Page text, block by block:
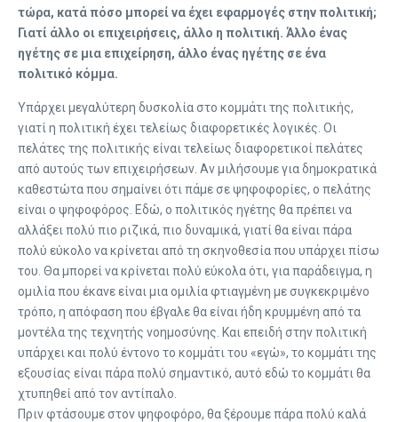
τώρα, κατά πόσο μπορεί να έχει εφαρμογές στην πολιτική;
Γιατί άλλο οι επιχειρήσεις, άλλο η πολιτική. Άλλο ένας
ηγέτης σε μια επιχείρηση, άλλο ένας ηγέτης σε ένα
πολιτικό κόμμα.
Υπάρχει μεγαλύτερη δυσκολία στο κομμάτι της πολιτικής,
γιατί η πολιτική έχει τελείως διαφορετικές λογικές. Οι
πελάτες της πολιτικής είναι τελείως διαφορετικοί πελάτες
από αυτούς των επιχειρήσεων. Αν μιλήσουμε για δημοκρατικά
καθεστώτα που σημαίνει ότι πάμε σε ψηφοφορίες, ο πελάτης
είναι ο ψηφοφόρος. Εδώ, ο πολιτικός ηγέτης θα πρέπει να
αλλάξει πολύ πιο ριζικά, πιο δυναμικά, γιατί θα είναι πάρα
πολύ εύκολο να κρίνεται από τη σκηνοθεσία που υπάρχει πίσω
του. Θα μπορεί να κρίνεται πολύ εύκολα ότι, για παράδειγμα, η
ομιλία που έκανε είναι μια ομιλία φτιαγμένη με συγκεκριμένο
τρόπο, η απόφαση που έβγαλε θα είναι ήδη κρυμμένη από τα
μοντέλα της τεχνητής νοημοσύνης. Και επειδή στην πολιτική
υπάρχει και πολύ έντονο το κομμάτι του «εγώ», το κομμάτι της
εξουσίας είναι πάρα πολύ σημαντικό, αυτό εδώ το κομμάτι θα
χτυπηθεί από τον αντίπαλο.
Πριν φτάσουμε στον ψηφοφόρο, θα ξέρουμε πάρα πολύ καλά